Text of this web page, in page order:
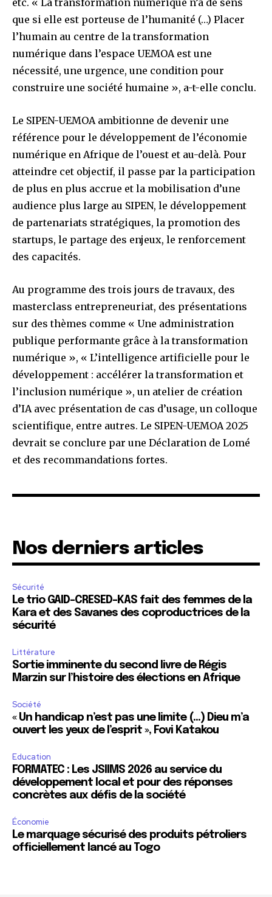
que si elle est porteuse de l’humanité (…) Placer
l’humain au centre de la transformation
numérique dans l’espace UEMOA est une
nécessité, une urgence, une condition pour
construire une société humaine », a-t-elle conclu.
Le SIPEN-UEMOA ambitionne de devenir une
référence pour le développement de l’économie
numérique en Afrique de l’ouest et au-delà. Pour
atteindre cet objectif, il passe par la participation
de plus en plus accrue et la mobilisation d’une
audience plus large au SIPEN, le développement
de partenariats stratégiques, la promotion des
startups, le partage des enjeux, le renforcement
des capacités.
Au programme des trois jours de travaux, des
masterclass entrepreneuriat, des présentations
sur des thèmes comme « Une administration
publique performante grâce à la transformation
numérique », « L’intelligence artificielle pour le
développement : accélérer la transformation et
l’inclusion numérique », un atelier de création
d’IA avec présentation de cas d’usage, un colloque
scientifique, entre autres. Le SIPEN-UEMOA 2025
devrait se conclure par une Déclaration de Lomé
et des recommandations fortes.
Nos derniers articles
Sécurité
Le trio GAID-CRESED-KAS fait des femmes de la
Kara et des Savanes des coproductrices de la
sécurité
Littérature
Sortie imminente du second livre de Régis
Marzin sur l’histoire des élections en Afrique
Société
« Un handicap n’est pas une limite (…) Dieu m’a
ouvert les yeux de l’esprit », Fovi Katakou
Education
FORMATEC : Les JSIIMS 2026 au service du
développement local et pour des réponses
concrètes aux défis de la société
Économie
Le marquage sécurisé des produits pétroliers
officiellement lancé au Togo